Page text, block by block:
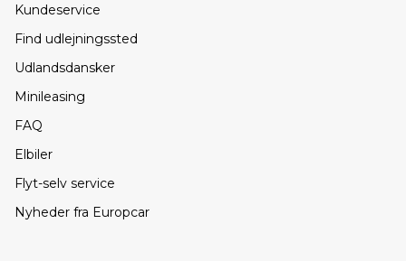
Kundeservice
Find udlejningssted
Udlandsdansker
Minileasing
FAQ
Elbiler
Flyt-selv service
Nyheder fra Europcar